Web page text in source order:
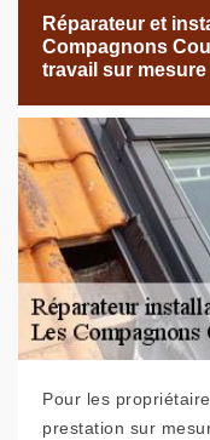
Réparateur et
Compagnons
travail sur mesure
Pour les
prestation sur